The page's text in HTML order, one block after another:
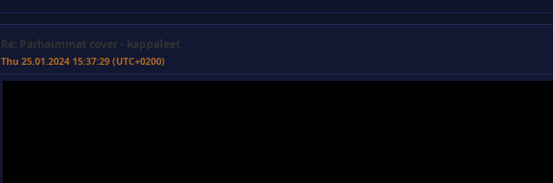
Re: Parhaimmat cover - kappaleet
Thu 25.01.2024 15:37:29 (UTC+0200)